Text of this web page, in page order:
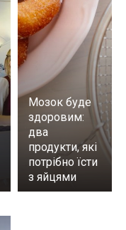
Мозок буде
здоровим:
два
продукти, які
потрібно їсти
з яйцями